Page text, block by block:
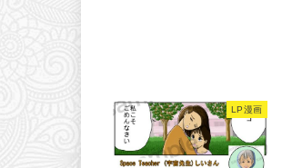
LP漫画